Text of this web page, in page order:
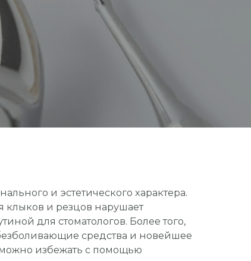
и эстетического характера.
клыков и резцов нарушает
для стоматологов. Более того,
средства и новейшее
избежать с помощью